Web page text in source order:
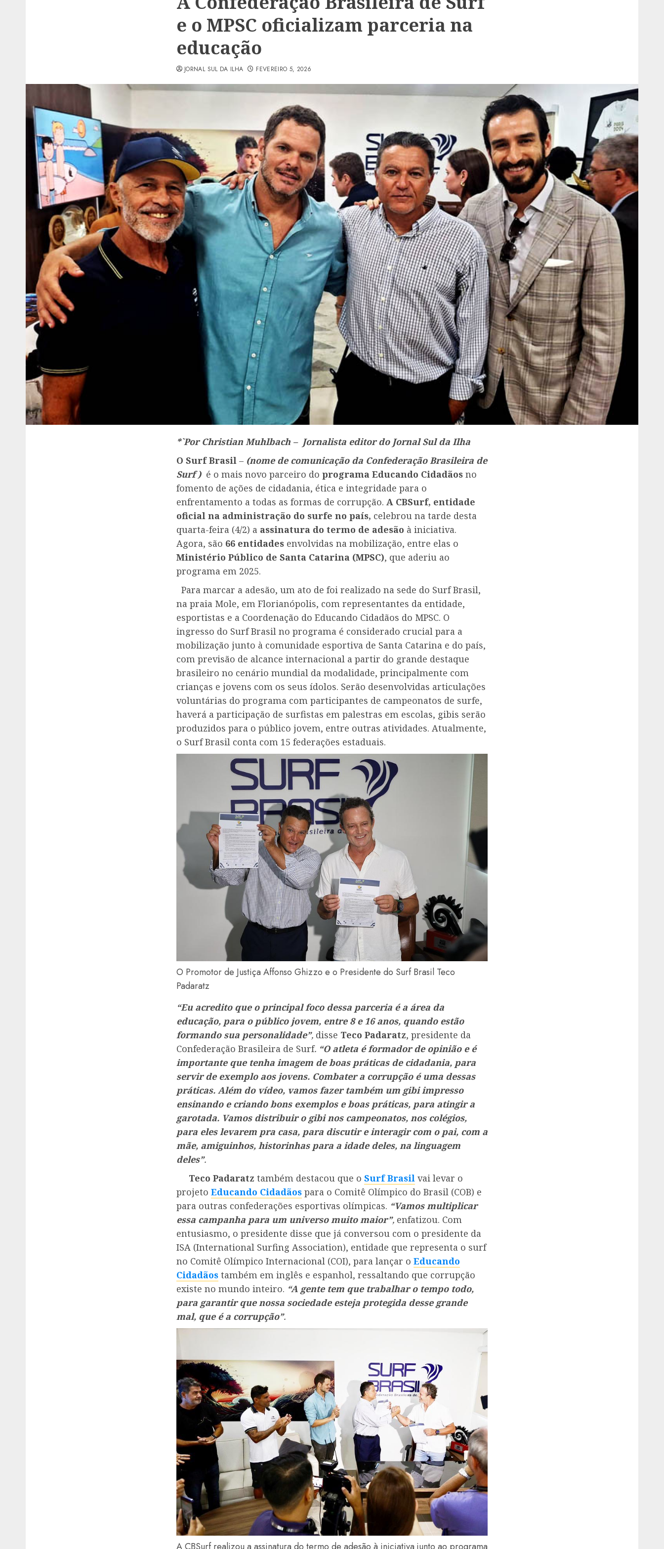
e o MPSC oficializam parceria na
educação
JORNAL SUL DA ILHA FEVEREIRO 5, 2026
*`Por Christian Muhlbach – Jornalista editor do Jornal Sul da Ilha
O Surf Brasil – (nome de comunicação da Confederação Brasileira de
Surf ) é o mais novo parceiro do programa Educando Cidadãos no
fomento de ações de cidadania, ética e integridade para o
enfrentamento a todas as formas de corrupção. A CBSurf, entidade
oficial na administração do surfe no país, celebrou na tarde desta
quarta-feira (4/2) a assinatura do termo de adesão à iniciativa.
Agora, são 66 entidades envolvidas na mobilização, entre elas o
Ministério Público de Santa Catarina (MPSC), que aderiu ao
programa em 2025.
Para marcar a adesão, um ato de foi realizado na sede do Surf Brasil,
na praia Mole, em Florianópolis, com representantes da entidade,
esportistas e a Coordenação do Educando Cidadãos do MPSC. O
ingresso do Surf Brasil no programa é considerado crucial para a
mobilização junto à comunidade esportiva de Santa Catarina e do país,
com previsão de alcance internacional a partir do grande destaque
brasileiro no cenário mundial da modalidade, principalmente com
crianças e jovens com os seus ídolos. Serão desenvolvidas articulações
voluntárias do programa com participantes de campeonatos de surfe,
haverá a participação de surfistas em palestras em escolas, gibis serão
produzidos para o público jovem, entre outras atividades. Atualmente,
o Surf Brasil conta com 15 federações estaduais.
O Promotor de Justiça Affonso Ghizzo e o Presidente do Surf Brasil Teco
Padaratz
“Eu acredito que o principal foco dessa parceria é a área da
educação, para o público jovem, entre 8 e 16 anos, quando estão
formando sua personalidade”, disse Teco Padaratz, presidente da
Confederação Brasileira de Surf. “O atleta é formador de opinião e é
importante que tenha imagem de boas práticas de cidadania, para
servir de exemplo aos jovens. Combater a corrupção é uma dessas
práticas. Além do vídeo, vamos fazer também um gibi impresso
ensinando e criando bons exemplos e boas práticas, para atingir a
garotada. Vamos distribuir o gibi nos campeonatos, nos colégios,
para eles levarem pra casa, para discutir e interagir com o pai, com a
mãe, amiguinhos, historinhas para a idade deles, na linguagem
deles”.
Teco Padaratz também destacou que o Surf Brasil vai levar o
projeto Educando Cidadãos para o Comitê Olímpico do Brasil (COB) e
para outras confederações esportivas olímpicas. “Vamos multiplicar
essa campanha para um universo muito maior”, enfatizou. Com
entusiasmo, o presidente disse que já conversou com o presidente da
ISA (International Surfing Association), entidade que representa o surf
no Comitê Olímpico Internacional (COI), para lançar o Educando
Cidadãos também em inglês e espanhol, ressaltando que corrupção
existe no mundo inteiro. “A gente tem que trabalhar o tempo todo,
para garantir que nossa sociedade esteja protegida desse grande
mal, que é a corrupção”.